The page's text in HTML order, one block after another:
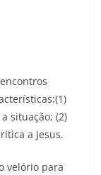
situação; (2)
a Jesus.
velório para